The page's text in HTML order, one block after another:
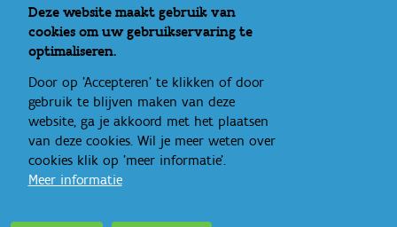
Deze website maakt gebruik van
cookies om uw gebruikservaring te
optimaliseren.
Door op 'Accepteren' te klikken of door
gebruik te blijven maken van deze
website, ga je akkoord met het plaatsen
van deze cookies. Wil je meer weten over
cookies klik op 'meer informatie'.
Meer informatie
Vlaams Loket Jeugdhulp
IROJ
Signs of Safety
Rechtspositie minderjarige
Ideale wereld
Bandbreedte
Eén gezin, één plan